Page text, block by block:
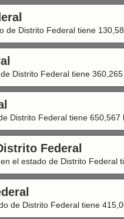
de Distrito Federal tiene
Distrito Federal tiene
Distrito Federal tiene 650,567
Federal
el estado de Distrito Federal
de Distrito Federal tiene